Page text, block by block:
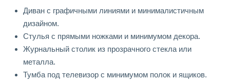
Диван с графичными линиями и минималистичным
дизайном.
Стулья с прямыми ножками и минимумом декора.
Журнальный столик из прозрачного стекла или
металла.
Тумба под телевизор с минимумом полок и ящиков.